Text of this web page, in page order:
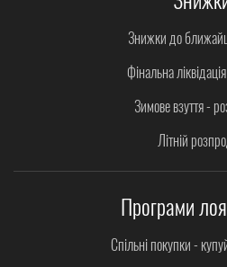
Знижки до
Фінальна
Зимове взуття -
Літній
Програми
Спільні покупки -